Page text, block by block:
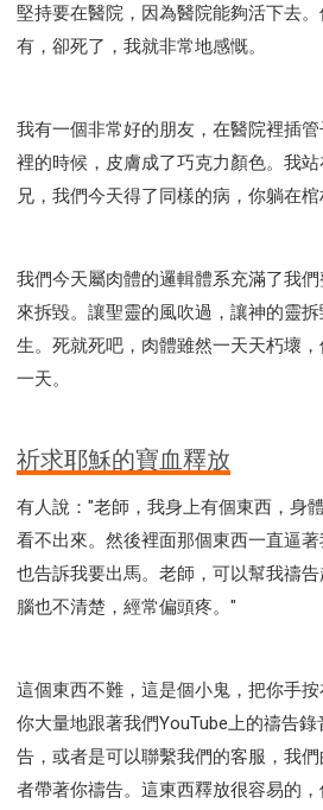
堅持要在醫院，因為醫院能夠活下去
有，卻死了，我就非常地感慨。
我有一個非常好的朋友，在醫院裡插
裡的時候，皮膚成了巧克力顏色。我
兄，我們今天得了同樣的病，你躺在棺
我們今天屬肉體的邏輯體系充滿了我
來拆毀。讓聖靈的風吹過，讓神的靈
生。死就死吧，肉體雖然一天天朽壞
一天。
祈求耶穌的寶血釋放
有人說："老師，我身上有個東西，身
看不出來。然後裡面那個東西一直逼
也告訴我要出馬。老師，可以幫我禱
腦也不清楚，經常偏頭疼。"
這個東西不難，這是個小鬼，把你手
你大量地跟著我們YouTube上的禱告
告，或者是可以聯繫我們的客服，我
者帶著你禱告。這東西釋放很容易的